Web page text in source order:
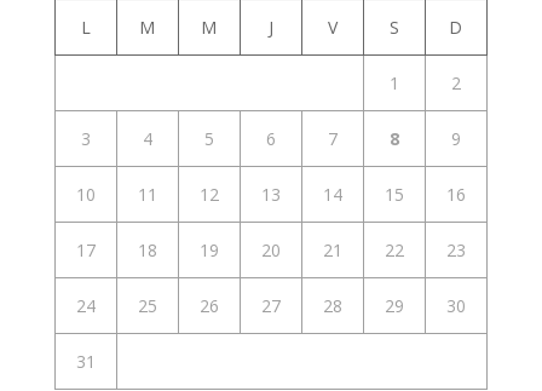
L M M J V S D
1 2
3 4 5 6 7 8 9
10 11 12 13 14 15 16
17 18 19 20 21 22 23
24 25 26 27 28 29 30
31